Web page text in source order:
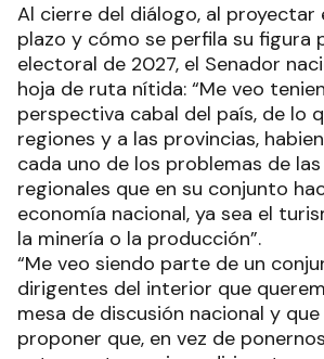
Al cierre del diálogo, al proyectar
plazo y cómo se perfila su figura
electoral de 2027, el Senador
hoja de ruta nítida: “Me veo
perspectiva cabal del país, de lo
regiones y a las provincias,
cada uno de los problemas de
regionales que en su conjunto
economía nacional, ya sea el
la minería o la producción”.
“Me veo siendo parte de un
dirigentes del interior que
mesa de discusión nacional y
proponer que, en vez de